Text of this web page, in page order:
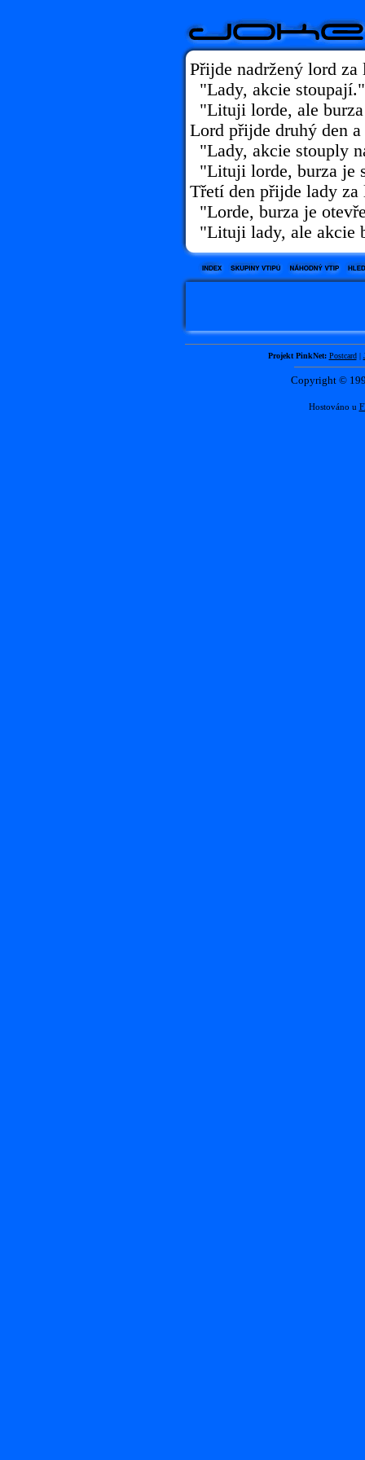
Přijde nadržený lord za
"Lady, akcie stoupají."
"Lituji lorde, ale
Lord přijde druhý den
"Lady, akcie stouply
"Lituji lorde, burza je
Třetí den přijde lady za
"Lorde, burza je
"Lituji lady, ale akcie
Projekt PinkNet: Postcard|
Copyright ©
Hostováno u